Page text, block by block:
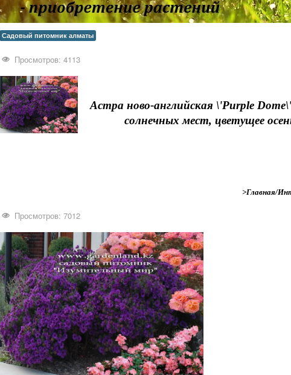
Садовый питомник алматы
Просмотров: 4113
Астра ново-английская \'Purple
солнечных мест, цветущее
>Главная/
Просмотров: 7012